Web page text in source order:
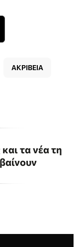
ΑΚΡΙΒΕΙΑ
και τα νέα τη